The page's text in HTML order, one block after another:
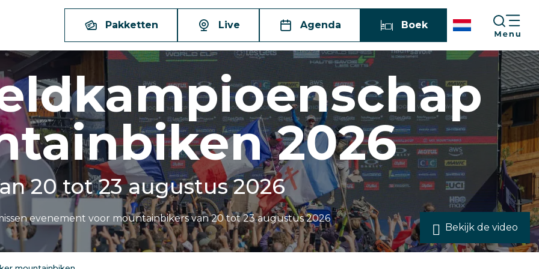
Pakketten Live Agenda Boek
2026
20 tot 23 augustus 2026
evenement voor mountainbikers van 20 tot 23 augustus 2026
Bekijk de video